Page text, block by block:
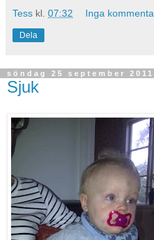
Tess kl. 07:32 Inga
Dela
söndag 25 september 2011
Sjuk